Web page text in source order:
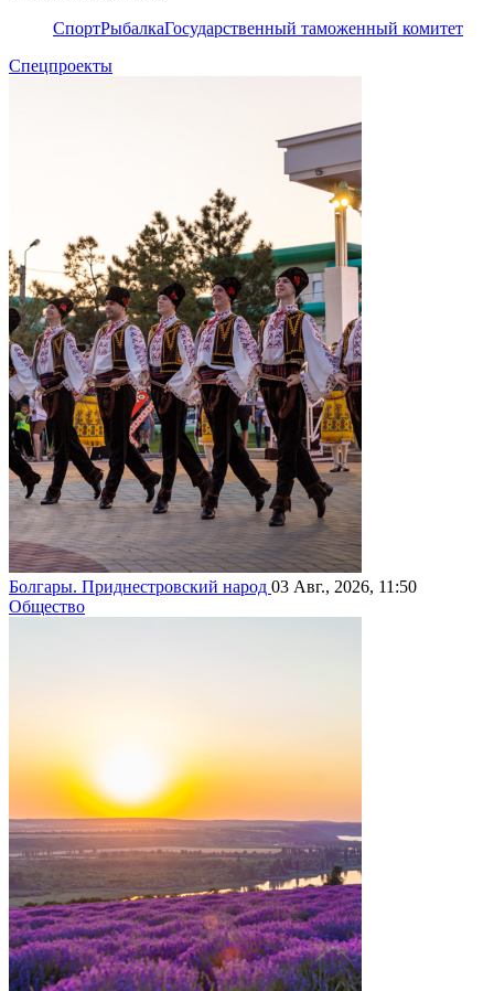
СпортРыбалкаГосударственный таможенный комитет
Спецпроекты
Болгары. Приднестровский народ 03 Авг., 2026, 11:50
Общество